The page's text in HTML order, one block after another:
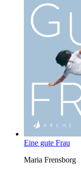
Eine gute Frau
Maria Frensborg